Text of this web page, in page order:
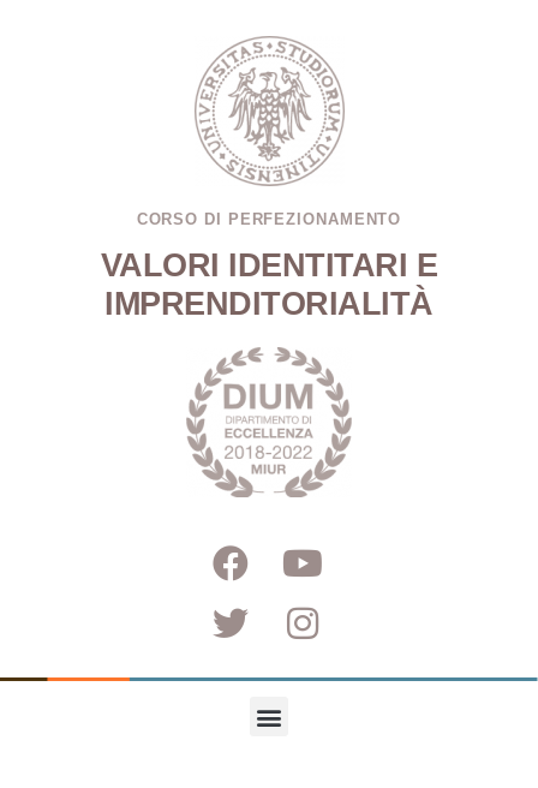
CORSO DI PERFEZIONAMENTO
VALORI IDENTITARI E
IMPRENDITORIALITÀ